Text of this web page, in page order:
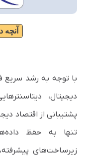
آنچه
با توجه به رشد سریع
دیجیتال،
پشتیبانی از اقتصاد
تنها به حفظ
زیرساخت‌های